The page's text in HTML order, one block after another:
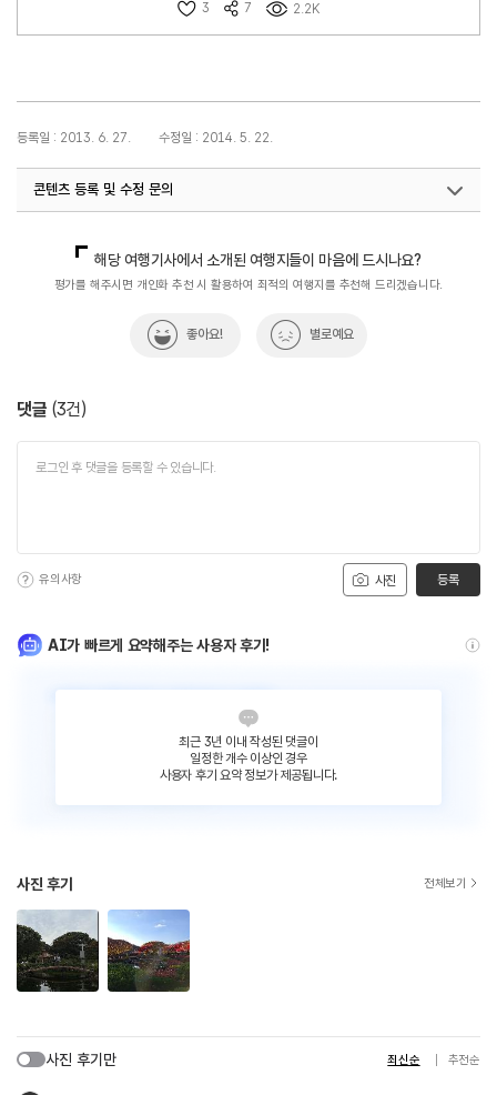
3 7 2.2K
등록일 : 2013. 6. 27. 수정일 : 2014. 5. 22.
콘텐츠 등록 및 수정 문의
해당 여행기사에서 소개된 여행지들이 마음에 드시나요?
평가를 해주시면 개인화 추천 시 활용하여 최적의 여행지를 추천해 드리겠습니다.
좋아요! 별로예요
댓글 (3건)
사진
유의사항 등록
AI가 빠르게 요약해주는 사용자 후기!
최근 3년 이내 작성된 댓글이
일정한 개수 이상인 경우
사용자 후기 요약 정보가 제공됩니다.
사진 후기 전체보기
사진 후기만 최신순 추천순